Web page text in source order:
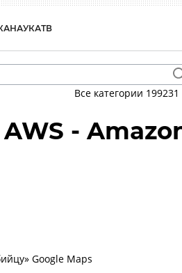
НАУКАТВ
Все категории 199231
-
Google Maps